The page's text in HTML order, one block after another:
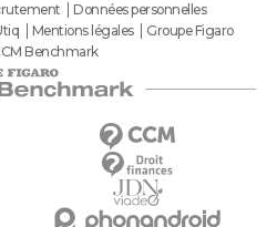
Données personnelles
Mentions légales
Groupe Figaro
Benchmark